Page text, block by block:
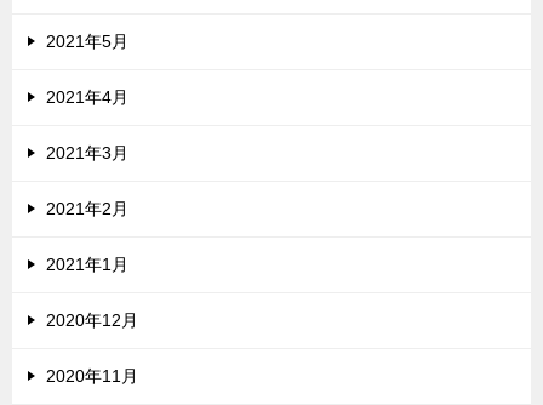
2021年5月
2021年4月
2021年3月
2021年2月
2021年1月
2020年12月
2020年11月